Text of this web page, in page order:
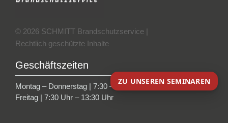
© 2026 SCHMITT Brandschutzservice |
Rechtlich geschützte Inhalte
Geschäftszeiten
Montag – Donnerstag | 7:30 – 16:45 Uhr
Freitag | 7:30 Uhr – 13:30 Uhr
ZU UNSEREN SEMINAREN